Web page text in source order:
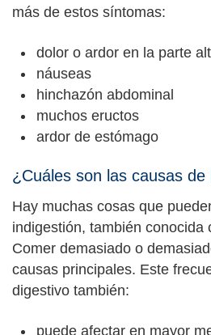
más de estos síntomas:
dolor o ardor en la parte
náuseas
hinchazón abdominal
muchos eructos
ardor de estómago
¿Cuáles son las causas de
Hay muchas cosas que
indigestión, también conocida
Comer demasiado o
causas principales. Este
digestivo también:
puede afectar en mayor